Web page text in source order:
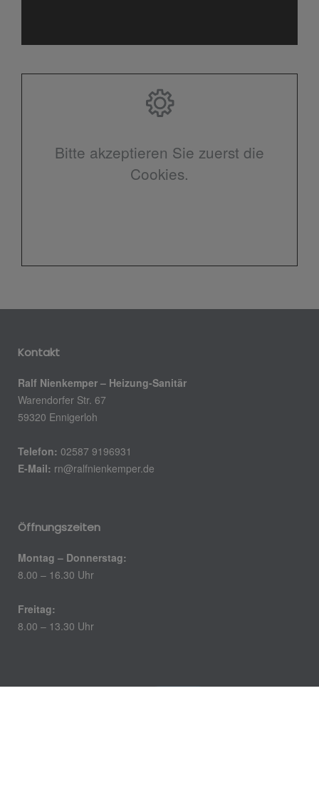
Bitte akzeptieren Sie zuerst die
Cookies.
Kontakt
Ralf Nienkemper – Heizung-Sanitär
Warendorfer Str. 67
59320 Ennigerloh
Telefon: 02587 9196931
E-Mail: rn@ralfnienkemper.de
Öffnungszeiten
Montag – Donnerstag:
8.00 – 16.30 Uhr
Freitag:
8.00 – 13.30 Uhr